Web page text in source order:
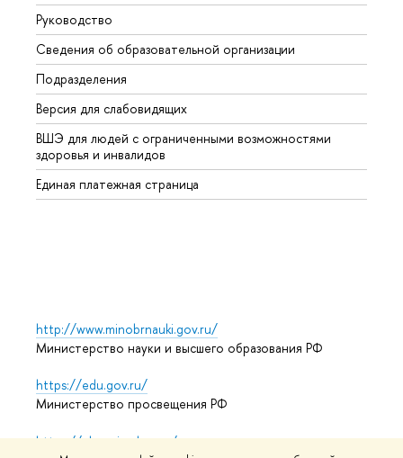
Руководство
Сведения об образовательной организации
Подразделения
Версия для слабовидящих
ВШЭ для людей с ограниченными возможностями
здоровья и инвалидов
Единая платежная страница
http://www.minobrnauki.gov.ru/
Министерство науки и высшего образования РФ
https://edu.gov.ru/
Министерство просвещения РФ
https://elearning.hse.ru/mooc